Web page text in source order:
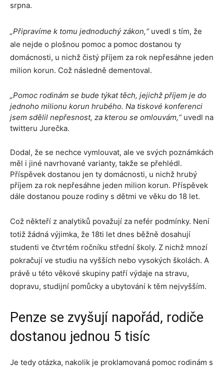
srpna.
„Připravíme k tomu jednoduchý zákon,“uvedl s tím, že
ale nejde o plošnou pomoc a pomoc dostanou ty
domácnosti, u nichž čistý příjem za rok nepřesáhne jeden
milion korun. Což následně dementoval.
„Pomoc rodinám se bude týkat těch, jejichž příjem je do
jednoho milionu korun hrubého. Na tiskové konferenci
jsem sdělil nepřesnost, za kterou se omlouvám,“uvedl na
twitteru Jurečka.
Dodal, že se nechce vymlouvat, ale ve svých poznámkách
měl i jiné navrhované varianty, takže se přehlédl.
Příspěvek dostanou jen ty domácnosti, u nichž hrubý
příjem za rok nepřesáhne jeden milion korun. Příspěvek
dále dostanou pouze rodiny s dětmi ve věku do 18 let.
Což někteří z analytiků považují za nefér podmínky. Není
totiž žádná výjimka, že 18ti let dnes běžně dosahují
studenti ve čtvrtém ročníku střední školy. Z nichž mnozí
pokračují ve studiu na vyšších nebo vysokých školách. A
právě u této věkové skupiny patří výdaje na stravu,
dopravu, studijní pomůcky a ubytování k těm nejvyšším.
Penze se zvyšují napořád, rodiče
dostanou jednou 5 tisíc
Je tedy otázka, nakolik je proklamovaná pomoc rodinám s